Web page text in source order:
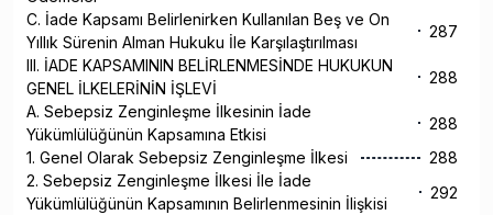
C. İade Kapsamı Belirlenirken Kullanılan Beş ve On
Yıllık Sürenin Alman Hukuku İle Karşılaştırılması
287
III. İADE KAPSAMININ BELİRLENMESİNDE HUKUKUN
GENEL İLKELERİNİN İŞLEVİ
288
A. Sebepsiz Zenginleşme İlkesinin İade
Yükümlülüğünün Kapsamına Etkisi
288
1. Genel Olarak Sebepsiz Zenginleşme İlkesi
288
2. Sebepsiz Zenginleşme İlkesi İle İade
Yükümlülüğünün Kapsamının Belirlenmesinin İlişkisi
292